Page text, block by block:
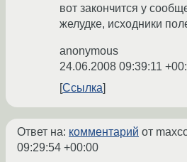
вот закончится у
желудке, исходники
anonymous
24.06.2008 09:39:11
Ссылка
Ответ на: комментарий от
09:29:54 +00:00